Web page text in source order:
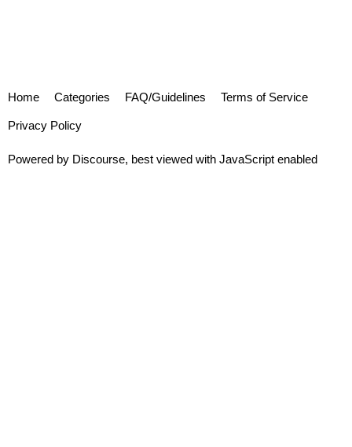
Home Categories FAQ/Guidelines Terms of Service
Privacy Policy
Powered by Discourse, best viewed with JavaScript enabled